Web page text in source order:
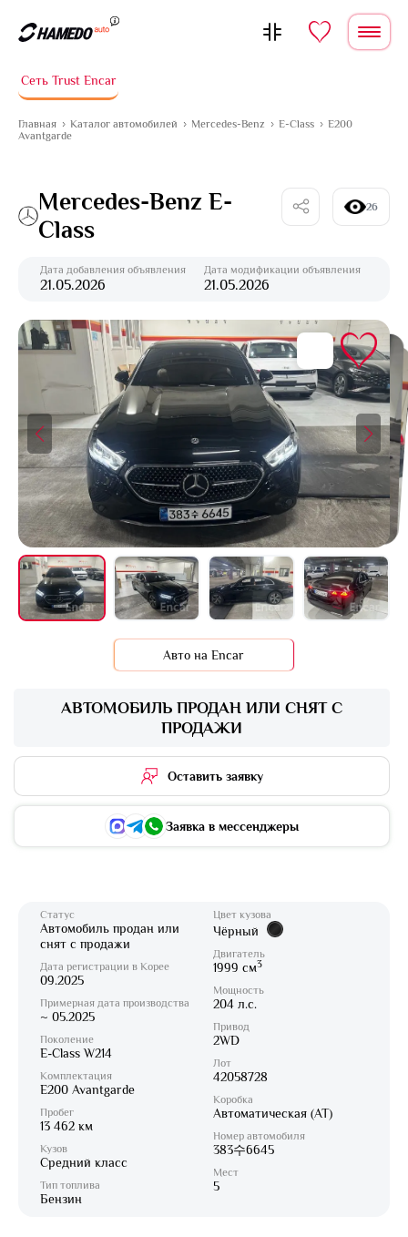
Сеть Trust Encar
Главная Каталог автомобилей Mercedes-Benz E-Class
E200
Avantgarde
Mercedes-Benz E-
Class
26
Дата добавления объявления
21.05.2026
Дата модификации объявления
21.05.2026
АВТОМОБИЛЬ ПРОДАН ИЛИ СНЯТ С
ПРОДАЖИ
Оставить заявку
Заявка в мессенджеры
Статус
Автомобиль продан или
снят с продажи
Дата регистрации в Корее
09.2025
Примерная дата производства
~ 05.2025
Поколение
E-Class W214
Комплектация
E200 Avantgarde
Пробег
13 462 км
Кузов
Средний класс
Тип топлива
Бензин
Цвет кузова
Чёрный
Двигатель
1999 см3
Мощность
204 л.с.
Привод
2WD
Лот
42058728
Коробка
Автоматическая (AT)
Номер автомобиля
383수6645
Мест
5
Авто на Encar